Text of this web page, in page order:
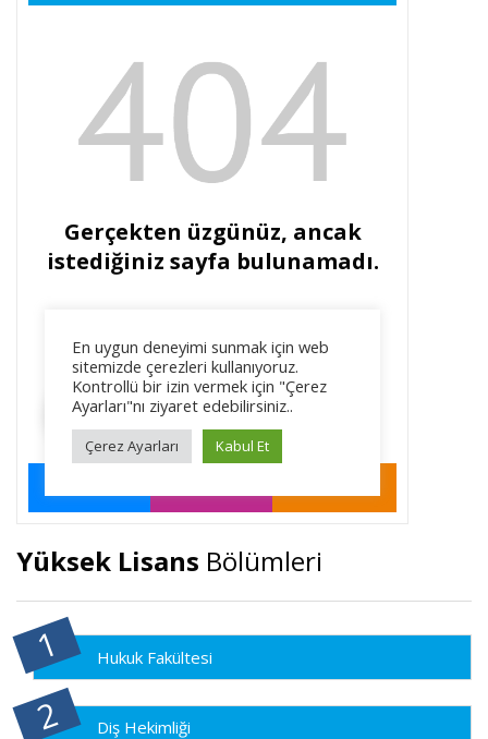
Yüksek Lisans Bölümleri
Hukuk Fakültesi
Diş Hekimliği